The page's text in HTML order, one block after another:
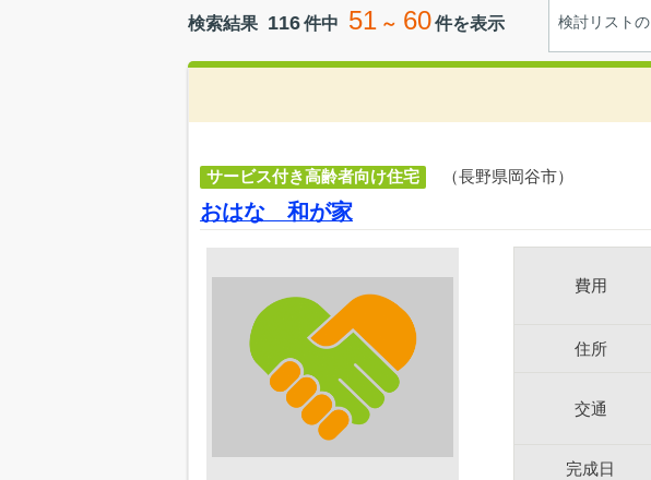
検索結果 116件中 51 ～ 60件を表示 検討リストの
サービス付き高齢者向け住宅 （長野県岡谷市）
おはな 和が家
費用
住所
交通
完成日